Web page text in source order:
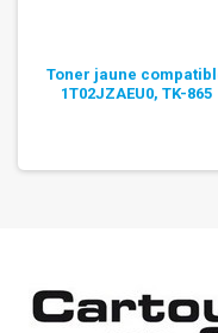
Toner jaune
1T02JZAEU0, TK-865